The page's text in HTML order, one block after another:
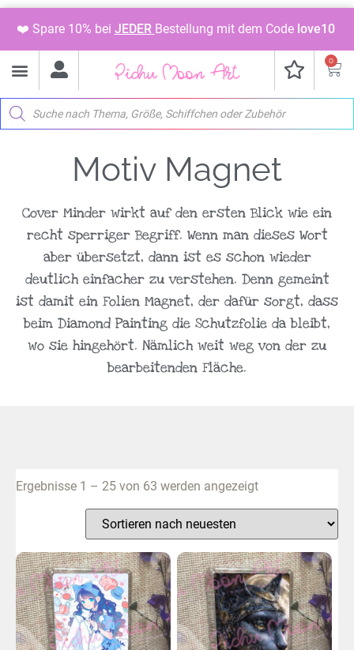
❤️ Spare 10% bei JEDER Bestellung mit dem Code love10
0
Motiv Magnet
Cover Minder wirkt auf den ersten Blick wie ein
recht sperriger Begriff. Wenn man dieses Wort
aber übersetzt, dann ist es schon wieder
deutlich einfacher zu verstehen. Denn gemeint
ist damit ein Folien Magnet, der dafür sorgt, dass
beim Diamond Painting die Schutzfolie da bleibt,
wo sie hingehört. Nämlich weit weg von der zu
bearbeitenden Fläche.
Ergebnisse 1 – 25 von 63 werden angezeigt